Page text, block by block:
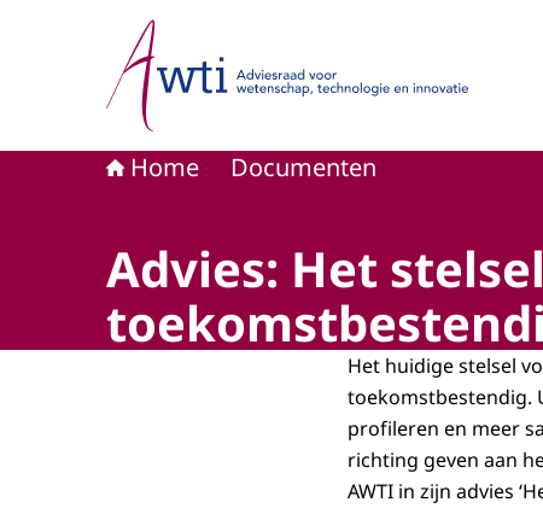
Naar de homepage van Adviesraad voor
Home Documenten
Advies: Het
Het huidige stelsel
toekomstbestendig.
profileren en meer
richting geven aan
AWTI in zijn advies